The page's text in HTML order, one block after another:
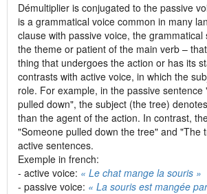
Démultiplier is conjugated to the passive
is a grammatical voice common in many
clause with passive voice, the
the theme or patient of the main verb –
thing that undergoes the action or has its
contrasts with active voice, in which the
role. For example, in the passive sentence
pulled down", the subject (the tree)
than the agent of the action. In contrast,
"Someone pulled down the tree" and "The
active sentences.
Exemple in french:
- active voice: « Le chat mange la souris »
- passive voice: « La souris est mangée